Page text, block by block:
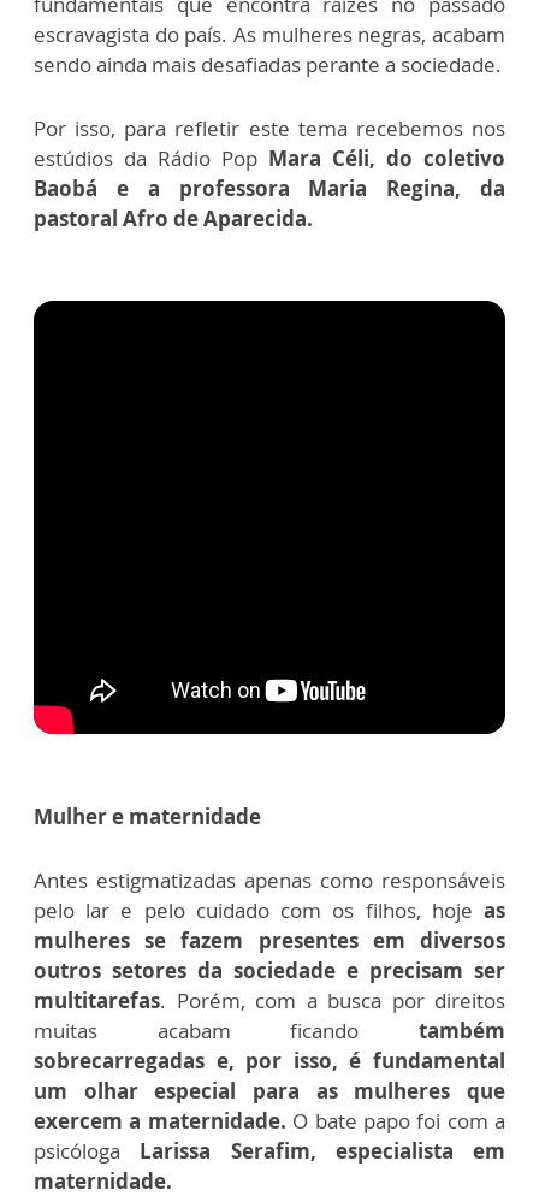
escravagista do país. As mulheres negras, acabam
sendo ainda mais desafiadas perante a sociedade.
Por isso, para refletir este tema recebemos nos
estúdios da Rádio Pop Mara Céli, do coletivo
Baobá e a professora Maria Regina, da
pastoral Afro de Aparecida.
Mulher e maternidade
Antes estigmatizadas apenas como responsáveis
pelo lar e pelo cuidado com os filhos, hoje as
mulheres se fazem presentes em diversos
outros setores da sociedade e precisam ser
multitarefas. Porém, com a busca por direitos
muitas acabam ficando também
sobrecarregadas e, por isso, é fundamental
um olhar especial para as mulheres que
exercem a maternidade. O bate papo foi com a
psicóloga Larissa Serafim, especialista em
maternidade.